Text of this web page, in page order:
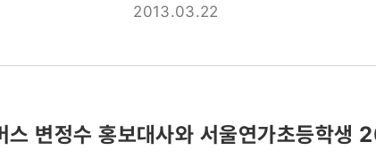
2013.03.22
스 변정수 홍보대사와 서울연가초등학생